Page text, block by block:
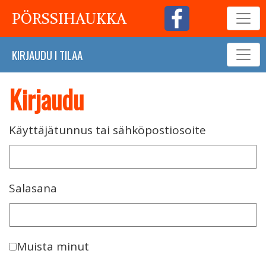
PÖRSSIHAUKKA
KIRJAUDU I TILAA
Kirjaudu
Käyttäjätunnus tai sähköpostiosoite
Salasana
Muista minut